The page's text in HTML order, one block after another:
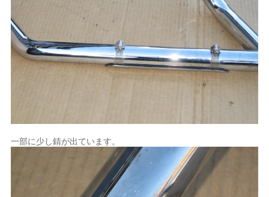
一部に少し錆が出ています。